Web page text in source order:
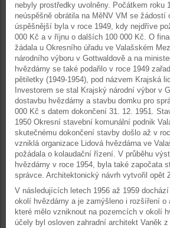
nebyly prostředky uvolněny. Počátkem roku
neúspěšně obrátila na MěNV VM se žádostí
úspěšnější byla v roce 1949, kdy nejdříve
000 Kč a v říjnu o dalších 100 000 Kč. O
žádala u Okresního úřadu ve Valašském
národního výboru v Gottwaldově a na
hvězdárny se také podařilo v roce 1949
pětiletky (1949-1954), pod názvem Krajská
Investorem se stal Krajský národní výbor v
dostavbu hvězdárny a stavbu domku pro
000 Kč s datem dokončení 31. 12. 1951.
1950 Okresní stavební komunální podnik
skutečnému dokončení stavby došlo až v
vzniklá organizace Lidová hvězdárna ve
požádala o kolaudační řízení. V průběhu
hvězdárny v roce 1954, byla také započata
správce. Architektonický návrh vytvořil opět
V následujících letech 1956 až 1959
okolí hvězdárny a je zamýšleno i rozšíření o
které mělo vzniknout na pozemcích v okolí
účely byl osloven zahradní architekt Vaněk